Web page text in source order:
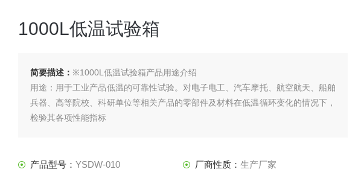
1000L低温试验箱
简要描述： ※1000L低温试验箱产品用途介绍
用途：用于工业产品低温的可靠性试验。对电子电工、汽车摩托、航空航天、船舶
兵器、高等院校、科研单位等相关产品的零部件及材料在低温循环变化的情况下，
检验其各项性能指标
产品型号： YSDW-010 厂商性质： 生产厂家